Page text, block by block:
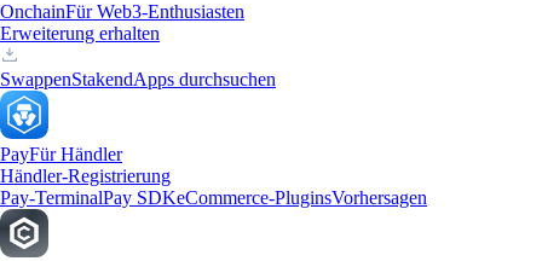
OnchainFür Web3-Enthusiasten
Erweiterung erhalten
SwappenStakendApps durchsuchen
PayFür Händler
Händler-Registrierung
Pay-TerminalPay SDKeCommerce-PluginsVorhersagen